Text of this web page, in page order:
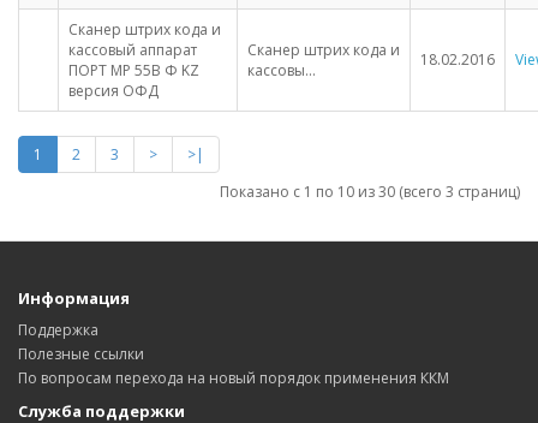
Сканер штрих кода и
кассовый аппарат
ПОРТ MP 55B Ф KZ
версия ОФД
Сканер штрих кода и
кассовы...
18.02.2016
1 2 3 >
>|
Показано с 1 по 10 из 30 (всего 3 страниц)
Информация
Поддержка
Полезные ссылки
По вопросам перехода на новый порядок применения ККМ
Служба поддержки